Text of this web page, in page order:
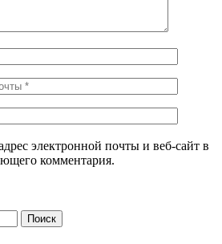
электронной почты и веб-сайт в
комментария.